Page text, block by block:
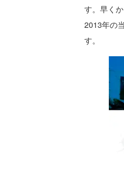
す。早く
2013年の
す。